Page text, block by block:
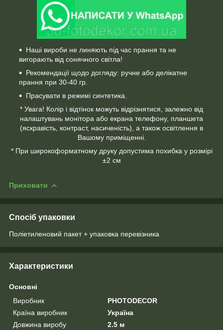
Наші вироби не линяють під час прання та не
вигорають від сонячного світла!
Рекомендації щодо догляду: ручне або делікатне
прання при 30-40 гр.
Прасувати в режимі синтетика.
* Увага! Колір і відтінок можуть відрізнятися, залежно від
налаштувань монітора або екрана телефону, планшета
(яскравість, контраст, насиченість), а також освітлення в
Вашому приміщенні.
* При широкоформатному друку допустима похибка у розмірі
±2 см
Приховати
Спосіб упаковки
Поліетиленовий пакет + упаковка перевізника
Характеристики
Основні
Виробник
PHOTODECOR
Країна виробник
Україна
Довжина виробу
2.5 м